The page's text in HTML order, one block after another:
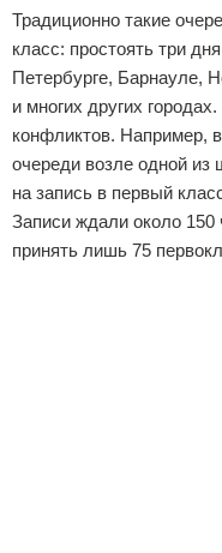
Традиционно такие
класс: простоять три
Петербурге, Барнауле,
и многих других
конфликтов. Например,
очереди возле одной
на запись в первый
Записи ждали около 150
принять лишь 75